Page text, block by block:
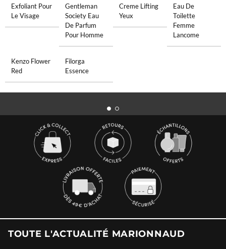
Exfoliant Pour
Le Visage
Gentleman
Society Eau
De Parfum
Pour Homme
Creme Lifting
Yeux
Eau De
Toilette
Femme
Lancome
Kenzo Flower
Red
Filorga
Essence
TOUTE L'ACTUALITÉ MARIONNAUD